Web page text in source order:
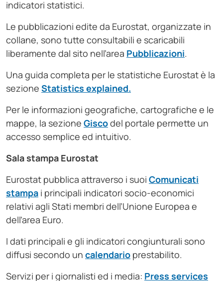
indicatori statistici.
Le pubblicazioni edite da Eurostat, organizzate in
collane, sono tutte consultabili e scaricabili
liberamente dal sito nell’area Pubblicazioni.
Una guida completa per le statistiche Eurostat è la
sezione Statistics explained.
Per le informazioni geografiche, cartografiche e le
mappe, la sezione Giscodel portale permette un
accesso semplice ed intuitivo.
Sala stampa Eurostat
Eurostat pubblica attraverso i suoi Comunicati
stampa i principali indicatori socio-economici
relativi agli Stati membri dell’Unione Europea e
dell’area Euro.
I dati principali e gli indicatori congiunturali sono
diffusi secondo un calendario prestabilito.
Servizi per i giornalisti ed i media: Press services